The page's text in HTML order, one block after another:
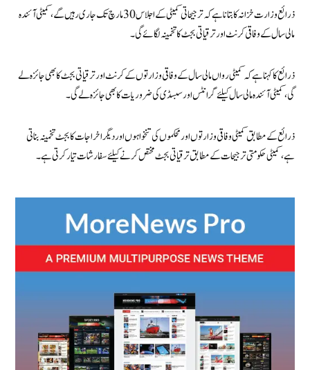
ذرائع وزارت خزانہ کا بتانا ہے کہ ترجیحاتی کمیٹی کے اجلاس 30 مارچ تک جاری رہیں گے، کمیٹی آئندہ
مالی سال کے وفاقی کرنٹ اور ترقیاتی بجٹ کا تخمینہ لگائے گی۔
ذرائع کا کہنا ہے کہ کمیٹی رواں مالی سال کے وفاقی وزارتوں کے کرنٹ اور ترقیاتی بجٹ کا بھی جائزہ لے
گی، کمیٹی آئندہ مالی سال کیلئے گرانٹس اور سبسڈی کی ضروریات کا بھی جائزہ لےگی۔
ذرائع کے مطابق کمیٹی وفاقی وزارتوں اور محکموں کی تنخواہوں اور دیگر اخراجات کا بجٹ تخمینہ بناتی
ہے، کمیٹی حکومتی ترجیحات کے مطابق ترقیاتی بجٹ مختص کرنےکیلئےسفارشات تیار کرتی ہے۔